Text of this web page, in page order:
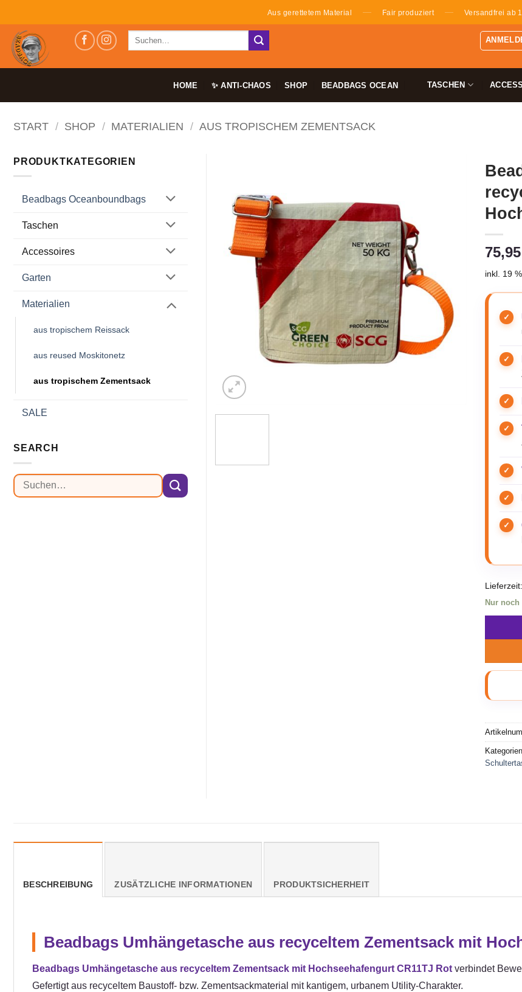
Inhalt
springen
Aus gerettetem Material — Fair produziert — Versandfrei ab
Suchen
HOME ✨ ANTI-CHAOS SHOP BEADBAGS OCEAN TASCHEN
START / SHOP / MATERIALIEN / AUS TROPISCHEM ZEMENTSACK
75,95
inkl. 19
Lieferzeit:
Nur
PRODUKTKATEGORIEN
Beadbags Oceanboundbags
Taschen
Accessoires
Garten
Materialien
aus tropischem Reissack
aus reused Moskitonetz
aus tropischem Zementsack
SALE
SEARCH
Suchen
nach:
BESCHREIBUNG ZUSÄTZLICHE INFORMATIONEN PRODUKTSICHERHEIT
Beadbags Umhängetasche aus recyceltem Zementsack mit
Beadbags Umhängetasche aus recyceltem Zementsack mit Hochseehafengurt CR11TJ Rot verbindet
Gefertigt aus recyceltem Baustoff- bzw. Zementsackmaterial mit kantigem, urbanem Utility-Charakter.